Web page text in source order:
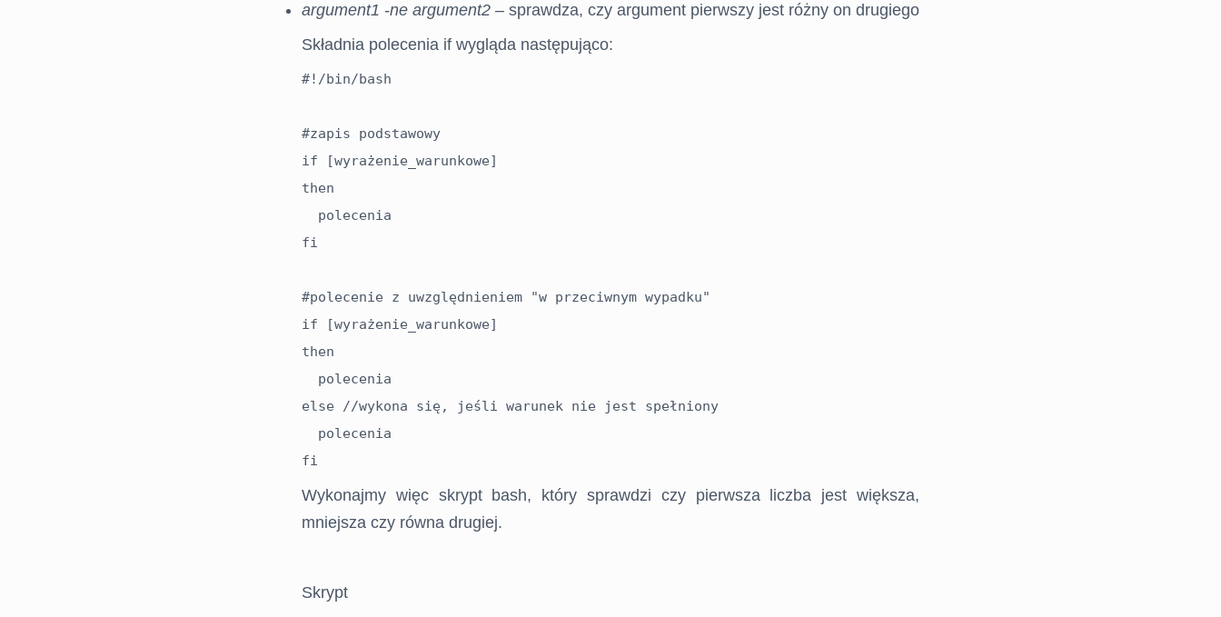
argument1 -ne argument2 – sprawdza, czy argument pierwszy jest różny on drugiego
Składnia polecenia if wygląda następująco:
#!/bin/bash
#zapis podstawowy
if [wyrażenie_warunkowe]
then
fi
#polecenie z uwzględnieniem "w przeciwnym wypadku"
if [wyrażenie_warunkowe]
then
else //wykona się, jeśli warunek nie jest spełniony
Wykonajmy więc skrypt bash, który sprawdzi czy pierwsza liczba jest większa,
mniejsza czy równa drugiej.
Skrypt